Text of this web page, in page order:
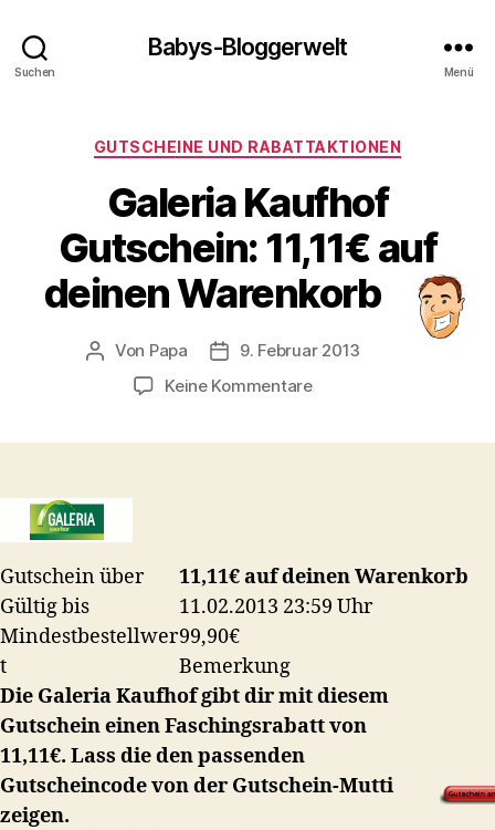
Suchen
Babys-Bloggerwelt
Menü
Kategorien
GUTSCHEINE UND RABATTAKTIONEN
Galeria Kaufhof
Gutschein: 11,11€ auf
deinen Warenkorb
Beitragsautor
Von Papa Veröffentlichungsdatum
9. Februar 2013
Keine Kommentarezu
Gutschein über
11,11€ auf deinen Warenkorb
Gültig bis
11.02.2013 23:59 Uhr
Mindestbestellwer
t
99,90€
Bemerkung
Die Galeria Kaufhof gibt dir mit diesem
Gutschein einen Faschingsrabatt von
11,11€. Lass die den passenden
Gutscheincode von der Gutschein-Mutti
zeigen.